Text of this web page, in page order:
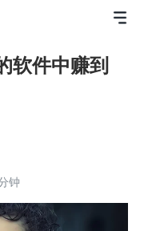
软件中赚到
钟